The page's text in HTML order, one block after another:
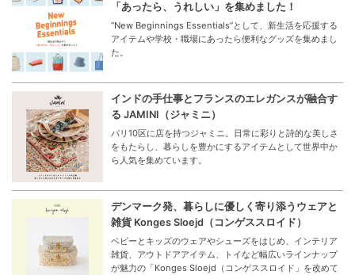
「あったら、うれしい」を集めました！
“New Beginnings Essentials”として、新生活を応援する
アイテムや学校・職場にあったら便利なグッズを集めまし
た。
インドの手仕事とフランスのエレガンスが融合す
る JAMINI（ジャミニ）
パリ10区に店を持つジャミニ。日常に彩りと詩的な美しさ
をもたらし、暮らしを豊かにするアイテムとして世界中か
ら人気を集めています。
デンマーク発、暮らしに優しく寄り添うウェアと
雑貨 Konges Sloejd（コンゲススロイド）
ベビーとキッズのウェアやシューズをはじめ、インテリア
雑貨、アウトドアアイテム、トイなど幅広いラインナップ
が魅力の「Konges Sloejd（コンゲススロイド」を改めて